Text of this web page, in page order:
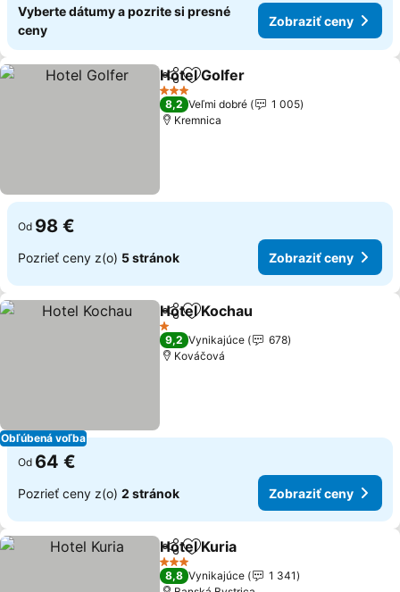
Vyberte dátumy a pozrite si presné
ceny
Zobraziť ceny
ZdieľaťPridať do obľúbených
Hotel Golfer
3 Počet hviezdičiek
8,2 Veľmi dobré
1 005
Kremnica
Od 98 €
Pozrieť ceny z(o) 5 stránok Zobraziť ceny
Obľúbená voľba
ZdieľaťPridať do obľúbených
Hotel Kochau
1 Počet hviezdičiek
9,2 Vynikajúce
678
Kováčová
Od 64 €
Pozrieť ceny z(o) 2 stránok Zobraziť ceny
ZdieľaťPridať do obľúbených
Hotel Kuria
3 Počet hviezdičiek
8,8 Vynikajúce
1 341